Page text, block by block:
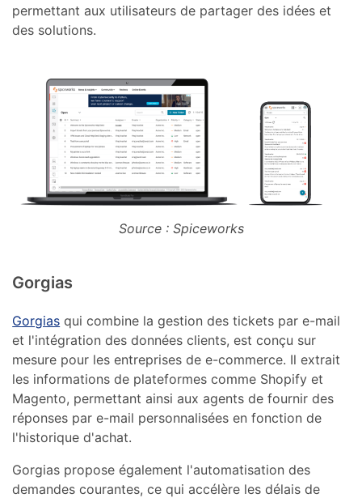
permettant aux utilisateurs de partager des idées et
des solutions.
Source : Spiceworks
Gorgias
Gorgias qui combine la gestion des tickets par e-mail
et l'intégration des données clients, est conçu sur
mesure pour les entreprises de e-commerce. Il extrait
les informations de plateformes comme Shopify et
Magento, permettant ainsi aux agents de fournir des
réponses par e-mail personnalisées en fonction de
l'historique d'achat.
Gorgias propose également l'automatisation des
demandes courantes, ce qui accélère les délais de